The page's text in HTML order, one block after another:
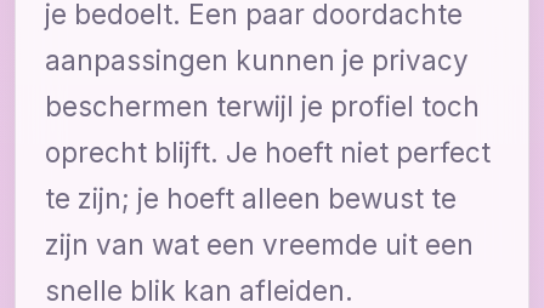
je bedoelt. Een paar doordachte
aanpassingen kunnen je privacy
beschermen terwijl je profiel toch
oprecht blijft. Je hoeft niet perfect
te zijn; je hoeft alleen bewust te
zijn van wat een vreemde uit een
snelle blik kan afleiden.